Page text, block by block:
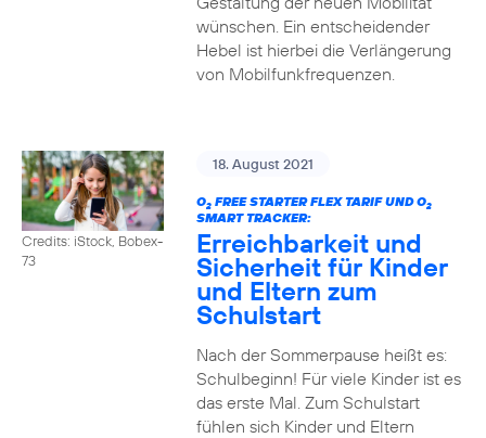
wünschen. Ein entscheidender
Hebel ist hierbei die Verlängerung
von Mobilfunkfrequenzen.
Credits: iStock, Bobex-
73
18. August 2021
O2FREE STARTER FLEX TARIF UND O2
SMART TRACKER:
Erreichbarkeit und
Sicherheit für Kinder
und Eltern zum
Schulstart
Nach der Sommerpause heißt es:
Schulbeginn! Für viele Kinder ist es
das erste Mal. Zum Schulstart
fühlen sich Kinder und Eltern